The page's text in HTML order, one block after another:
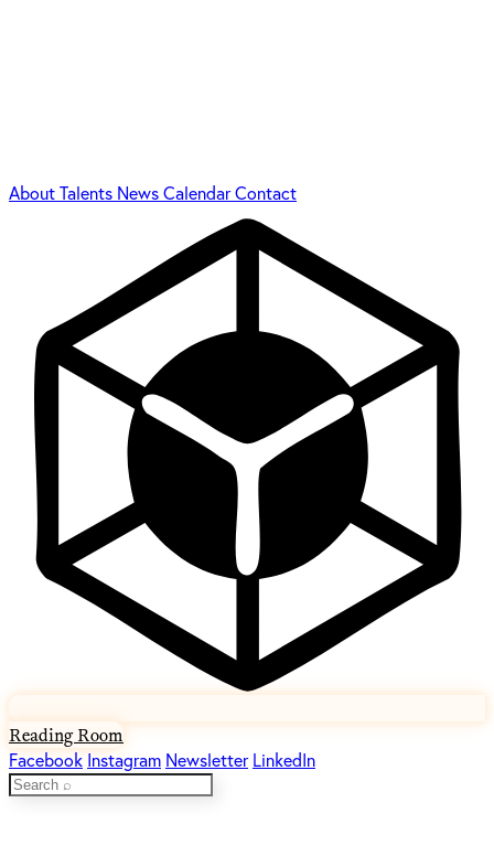
AboutTalents NewsCalendarContact
Reading Room
Facebook Instagram Newsletter LinkedIn